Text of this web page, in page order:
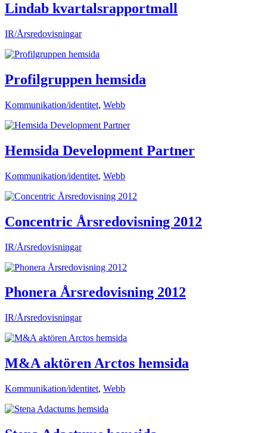
Lindab kvartalsrapportmall
IR/Årsredovisningar
Profilgruppen hemsida
Kommunikation/identitet, Webb
Hemsida Development Partner
Kommunikation/identitet, Webb
Concentric Årsredovisning 2012
IR/Årsredovisningar
Phonera Årsredovisning 2012
IR/Årsredovisningar
M&A aktören Arctos hemsida
Kommunikation/identitet, Webb